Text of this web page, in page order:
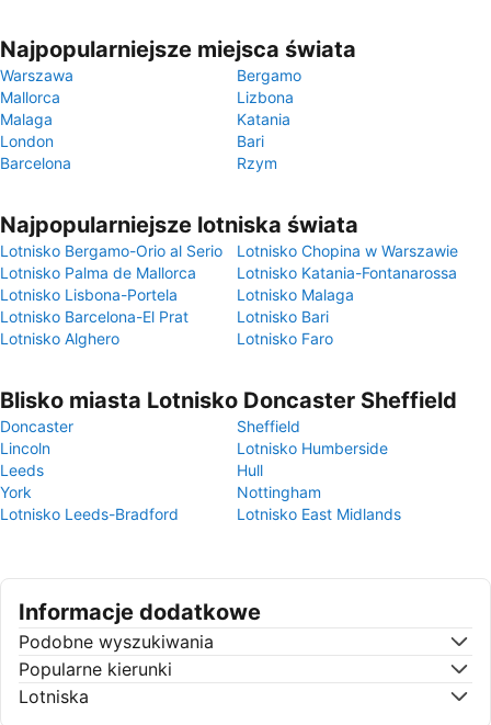
Najpopularniejsze miejsca świata
Warszawa
Bergamo
Mallorca
Lizbona
Malaga
Katania
London
Bari
Barcelona
Rzym
Najpopularniejsze lotniska świata
Lotnisko Bergamo-Orio al Serio
Lotnisko Chopina w Warszawie
Lotnisko Palma de Mallorca
Lotnisko Katania-Fontanarossa
Lotnisko Lisbona-Portela
Lotnisko Malaga
Lotnisko Barcelona-El Prat
Lotnisko Bari
Lotnisko Alghero
Lotnisko Faro
Blisko miasta Lotnisko Doncaster Sheffield
Doncaster
Sheffield
Lincoln
Lotnisko Humberside
Leeds
Hull
York
Nottingham
Lotnisko Leeds-Bradford
Lotnisko East Midlands
Informacje dodatkowe
Podobne wyszukiwania
Popularne kierunki
Lotniska